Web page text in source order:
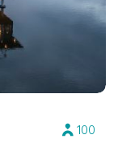
100